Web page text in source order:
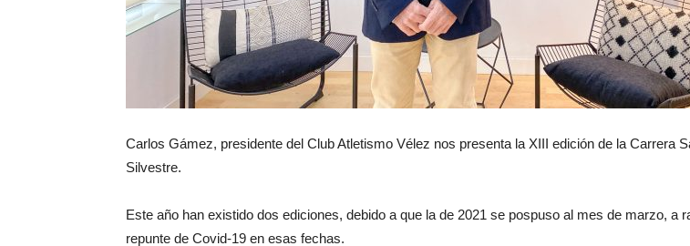
Carlos Gámez, presidente del Club Atletismo Vélez nos presenta la XIII edición de la Carrera
Silvestre.
Este año han existido dos ediciones, debido a que la de 2021 se pospuso al mes de marzo, a
repunte de Covid-19 en esas fechas.